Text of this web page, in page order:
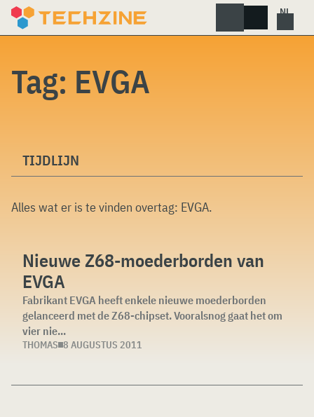
Skip
Tag: EVGA
TIJDLIJN
Alles wat er is te vinden overtag: EVGA.
Nieuwe Z68-moederborden van
EVGA
Fabrikant EVGA heeft enkele nieuwe moederborden
gelanceerd met de Z68-chipset. Vooralsnog gaat het om
vier nie...
THOMAS 8 AUGUSTUS 2011